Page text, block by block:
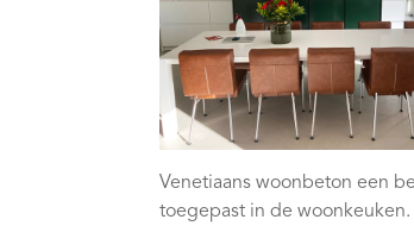
Venetiaans woonbeton een
toegepast in de woonkeuken.